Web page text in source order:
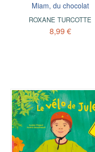
Miam, du chocolat
ROXANE TURCOTTE
8,99 €